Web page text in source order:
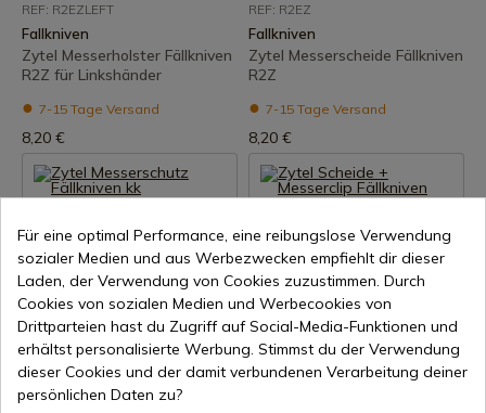
REF: R2EZLEFT
Fallkniven
Zytel Messerholster Fällkniven
R2Z für Linkshänder
7-15 Tage Versand
8,20 €
REF: R2EZ
Fallkniven
Zytel Messerscheide Fällkniven
R2Z
7-15 Tage Versand
8,20 €
Produkt anzeigen
REF: KKEZ
Fallkniven
Produkt anzeigen
REF: F1XEZCLIP
Für eine optimal Performance, eine reibungslose Verwendung
sozialer Medien und aus Werbezwecken empfiehlt dir dieser
Laden, der Verwendung von Cookies zuzustimmen. Durch
Cookies von sozialen Medien und Werbecookies von
Drittparteien hast du Zugriff auf Social-Media-Funktionen und
erhältst personalisierte Werbung. Stimmst du der Verwendung
dieser Cookies und der damit verbundenen Verarbeitung deiner
persönlichen Daten zu?